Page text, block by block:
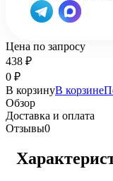
Цена по запросу
438 ₽
0 ₽
В корзинуВ корзине
Обзор
Доставка и оплата
Отзывы0